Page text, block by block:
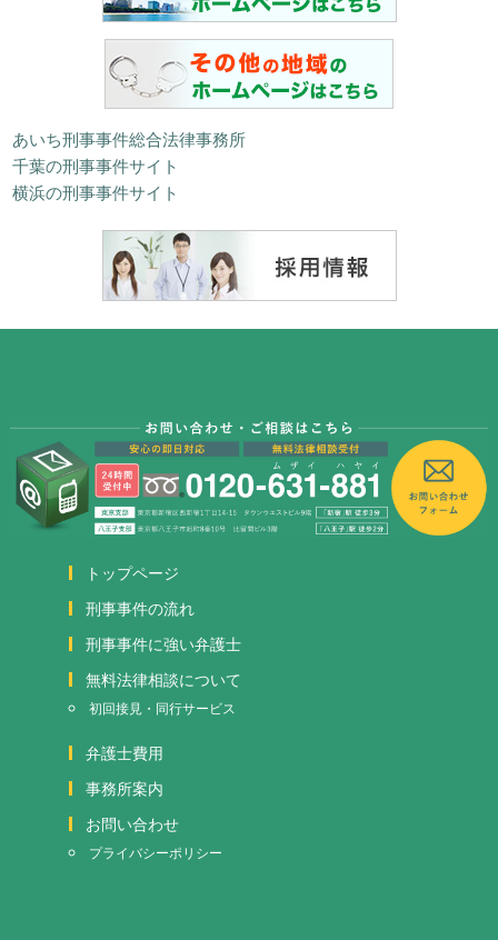
あいち刑事事件総合法律事務所
千葉の刑事事件サイト
横浜の刑事事件サイト
トップページ
刑事事件の流れ
刑事事件に強い弁護士
無料法律相談について
初回接見・同行サービス
弁護士費用
事務所案内
お問い合わせ
プライバシーポリシー